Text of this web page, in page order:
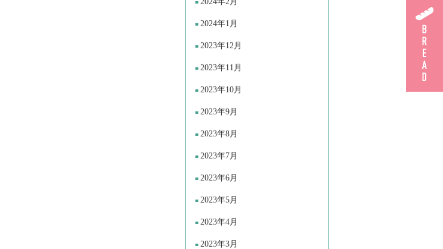
2024年1月
2023年12月
2023年11月
2023年10月
2023年9月
2023年8月
2023年7月
2023年6月
2023年5月
2023年4月
2023年3月